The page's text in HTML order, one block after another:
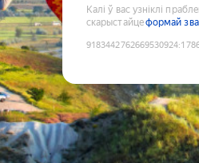
Калі ў вас узніклі
скарыстайцеформай
9183442762669530924: